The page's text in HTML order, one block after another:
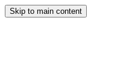
Skip to main content